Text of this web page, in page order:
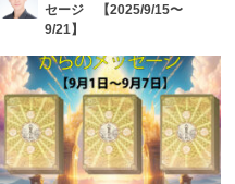
セージ 【2025/9/15〜
9/21】